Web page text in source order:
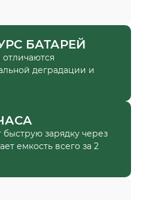
БАТАРЕЙ
деградации и
зарядку через
емкость всего за 2